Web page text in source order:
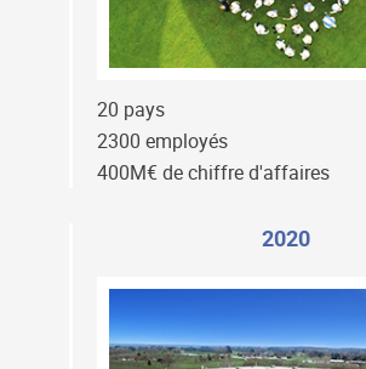
20 pays
2300 employés
400M€ de chiffre d'affaires
2020